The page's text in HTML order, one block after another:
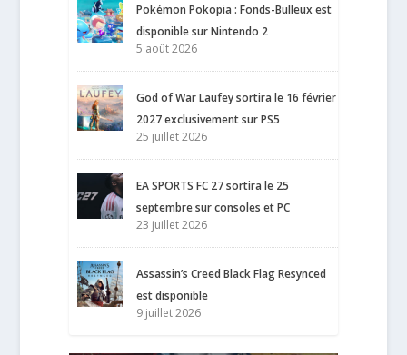
Pokémon Pokopia : Fonds-Bulleux est
disponible sur Nintendo 2
5 août 2026
God of War Laufey sortira le 16 février
2027 exclusivement sur PS5
25 juillet 2026
EA SPORTS FC 27 sortira le 25
septembre sur consoles et PC
23 juillet 2026
Assassin’s Creed Black Flag Resynced
est disponible
9 juillet 2026